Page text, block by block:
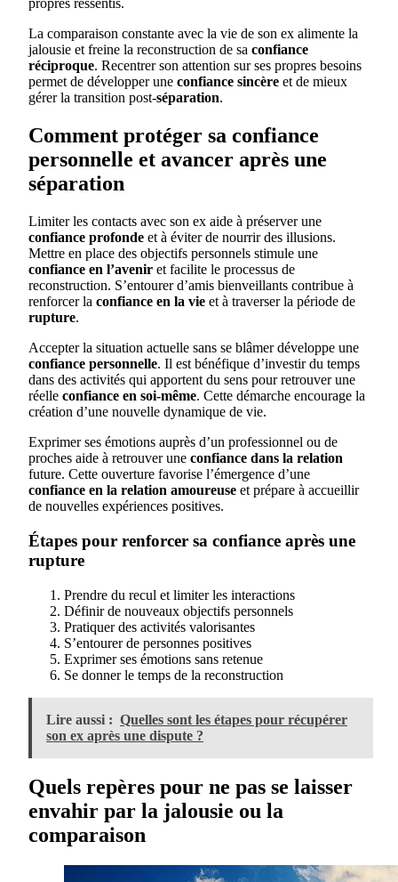
propres ressentis.
La comparaison constante avec la vie de son ex alimente la
jalousie et freine la reconstruction de sa confiance
réciproque. Recentrer son attention sur ses propres besoins
permet de développer une confiance sincère et de mieux
gérer la transition post-séparation.
Comment protéger sa confiance
personnelle et avancer après une
séparation
Limiter les contacts avec son ex aide à préserver une
confiance profonde et à éviter de nourrir des illusions.
Mettre en place des objectifs personnels stimule une
confiance en l’avenir et facilite le processus de
reconstruction. S’entourer d’amis bienveillants contribue à
renforcer la confiance en la vie et à traverser la période de
rupture.
Accepter la situation actuelle sans se blâmer développe une
confiance personnelle. Il est bénéfique d’investir du temps
dans des activités qui apportent du sens pour retrouver une
réelle confiance en soi-même. Cette démarche encourage la
création d’une nouvelle dynamique de vie.
Exprimer ses émotions auprès d’un professionnel ou de
proches aide à retrouver une confiance dans la relation
future. Cette ouverture favorise l’émergence d’une
confiance en la relation amoureuse et prépare à accueillir
de nouvelles expériences positives.
Étapes pour renforcer sa confiance après une
rupture
Prendre du recul et limiter les interactions
Définir de nouveaux objectifs personnels
Pratiquer des activités valorisantes
S’entourer de personnes positives
Exprimer ses émotions sans retenue
Se donner le temps de la reconstruction
Lire aussi : Quelles sont les étapes pour récupérer
son ex après une dispute ?
Quels repères pour ne pas se laisser
envahir par la jalousie ou la
comparaison